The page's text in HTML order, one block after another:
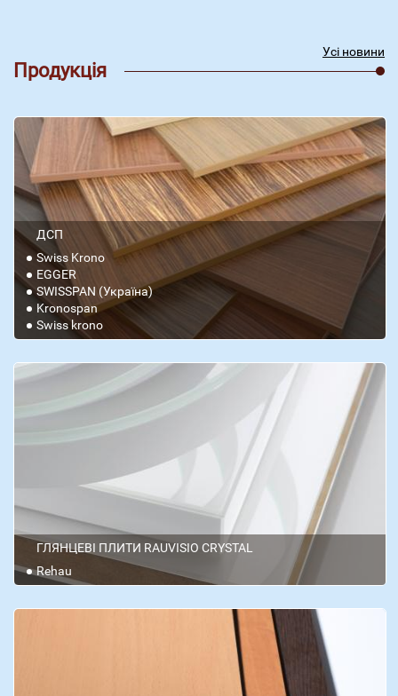
Усі новини
Продукція
ДСП
Swiss Krono
EGGER
SWISSPAN (Україна)
Kronospan
Swiss krono
ГЛЯНЦЕВІ ПЛИТИ RAUVISIO CRYSTAL
Rehau